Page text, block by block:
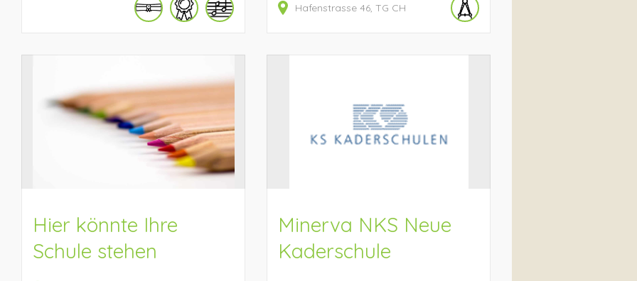
Hafenstrasse 46 TG CH
Hier könnte Ihre
Schule stehen
Minerva NKS Neue
Kaderschule